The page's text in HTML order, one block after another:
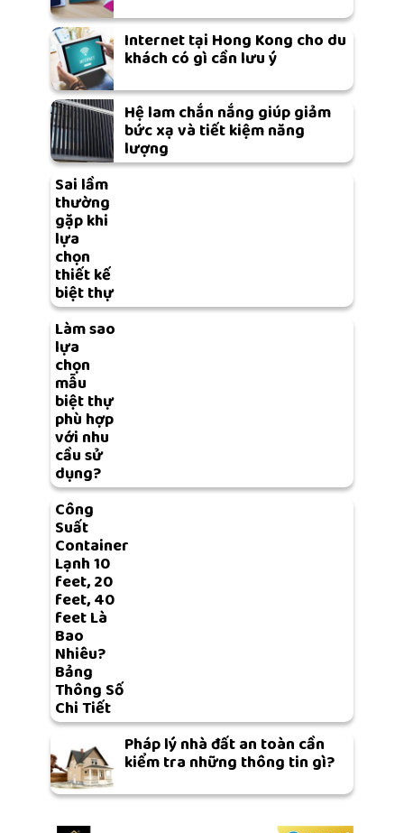
Internet tại Hong Kong cho du
khách có gì cần lưu ý
Hệ lam chắn nắng giúp giảm
bức xạ và tiết kiệm năng
lượng
Sai lầm
thường
gặp khi
lựa
chọn
thiết kế
biệt thự
Làm sao
lựa
chọn
mẫu
biệt thự
phù hợp
với nhu
cầu sử
dụng?
Công
Suất
Container
Lạnh 10
feet, 20
feet, 40
feet Là
Bao
Nhiêu?
Bảng
Thông Số
Chi Tiết
Pháp lý nhà đất an toàn cần
kiểm tra những thông tin gì?